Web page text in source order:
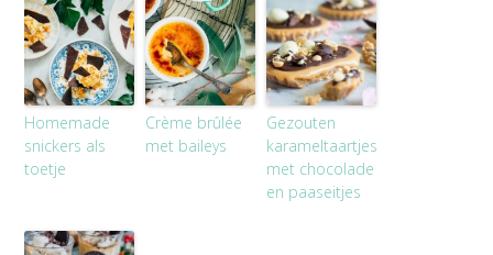
Homemade
snickers als
toetje
Crème brûlée
met baileys
Gezouten
karameltaartjes
met chocolade
en paaseitjes